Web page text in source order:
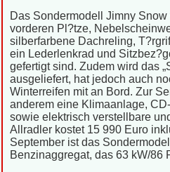
Das Sondermodell Jimny
vorderen Pl?tze,
silberfarbene Dachreling,
ein Lederlenkrad und
gefertigt sind. Zudem wird das
ausgeliefert, hat jedoch auch
Winterreifen mit an Bord. Zur
anderem eine Klimaanlage,
sowie elektrisch verstellbare
Allradler kostet 15 990 Euro
September ist das
Benzinaggregat, das 63 kW/86